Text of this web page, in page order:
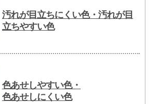
汚れが目立ちにくい色・汚れが目
立ちやすい色
色あせしやすい色・
色あせしにくい色